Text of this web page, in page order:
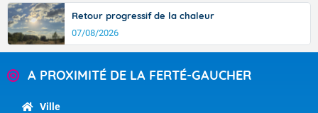
Retour progressif de la chaleur
07/08/2026
A PROXIMITÉ DE LA FERTÉ-GAUCHER
Ville